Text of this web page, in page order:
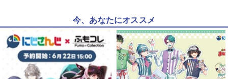
今、あなたにオススメ